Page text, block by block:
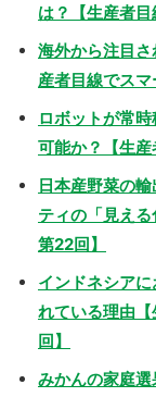
は？【生産者目
海外から注目
産者目線でスマ
ロボットが常
可能か？【生産
日本産野菜の
ティの「見え
第22回】
インドネシア
れている理由
回】
みかんの家庭